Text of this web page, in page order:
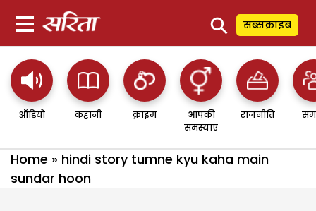
⚲ सब्सक्राइब
ऑडियो कहानी क्राइम
आपकी
समस्याएं
राजनीति
Home » hindi story tumne kyu kaha main
sundar hoon